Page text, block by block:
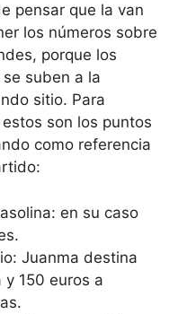
pensar que la van
los números sobre
porque los
suben a la
sitio. Para
son los puntos
como referencia
en su caso
Juanma destina
150 euros a